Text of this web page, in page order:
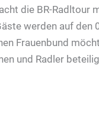
die BR-Radltour
werden auf den
Frauenbund
und Radler